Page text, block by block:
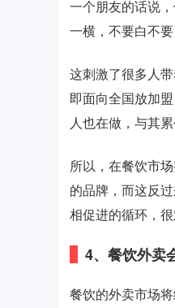
一个朋友的话说
一横，不要白不
这刺激了很多人
即面向全国放加
人也在做，与其
所以，在餐饮市
的品牌，而这反
相促进的循环，
4、餐饮外卖
餐饮的外卖市场